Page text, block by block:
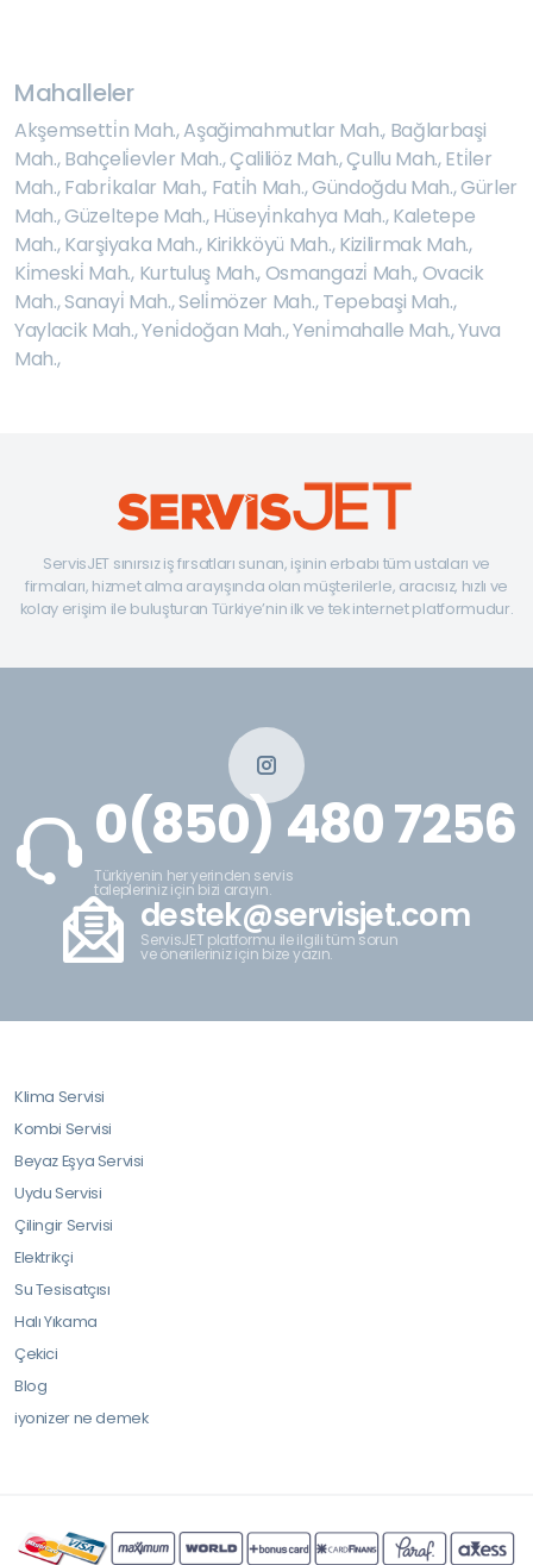
Mahalleler
Akşemsetti̇n Mah.,Aşağimahmutlar Mah., Bağlarbaşi
Mah.,Bahçeli̇evler Mah.,Çaliliöz Mah.,Çullu Mah.,Eti̇ler
Mah.,Fabri̇kalar Mah., Fati̇h Mah.,Gündoğdu Mah.,Gürler
Mah.,Güzeltepe Mah.,Hüseyi̇nkahya Mah.,Kaletepe
Mah.,Karşiyaka Mah.,Kirikköyü Mah.,Kizilirmak Mah.,
Ki̇meski̇ Mah., Kurtuluş Mah.,Osmangazi̇ Mah.,Ovacik
Mah.,Sanayi̇ Mah.,Seli̇mözer Mah.,Tepebaşi Mah.,
Yaylacik Mah.,Yeni̇doğan Mah.,Yeni̇mahalle Mah.,Yuva
Mah.,
ServisJET sınırsız iş fırsatları sunan, işinin erbabı tüm ustaları ve
firmaları, hizmet alma arayışında olan müşterilerle, aracısız, hızlı ve
kolay erişim ile buluşturan Türkiye’nin ilk ve tek internet platformudur.
0(850) 480 7256
Türkiyenin her yerinden servis
talepleriniz için bizi arayın.
destek@servisjet.com
ServisJET platformu ile ilgili tüm sorun
ve önerileriniz için bize yazın.
Klima Servisi
Kombi Servisi
Beyaz Eşya Servisi
Uydu Servisi
Çilingir Servisi
Elektrikçi
Su Tesisatçısı
Halı Yıkama
Çekici
Blog
iyonizer ne demek